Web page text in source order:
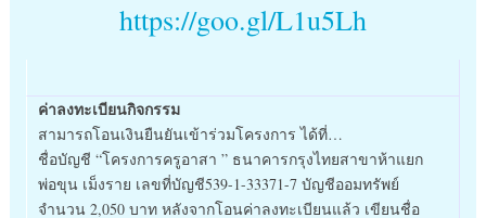
https://goo.gl/L1u5Lh
ค่าลงทะเบียนกิจกรรม
สามารถโอนเงินยืนยันเข้าร่วมโครงการ ได้ที่…
ชื่อบัญชี “โครงการครูอาสา ” ธนาคารกรุงไทยสาขาห้าแยก
พ่อขุน เม็งราย เลขที่บัญชี539-1-33371-7 บัญชีออมทรัพย์
จำนวน 2,050 บาท หลังจากโอนค่าลงทะเบียนแล้ว เขียนชื่อ